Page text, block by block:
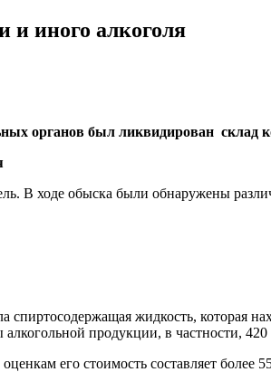
и иного алкоголя
органов был ликвидирован склад
В ходе обыска были обнаружены
жидкость, которая
продукции, в частности,
его стоимость составляет более